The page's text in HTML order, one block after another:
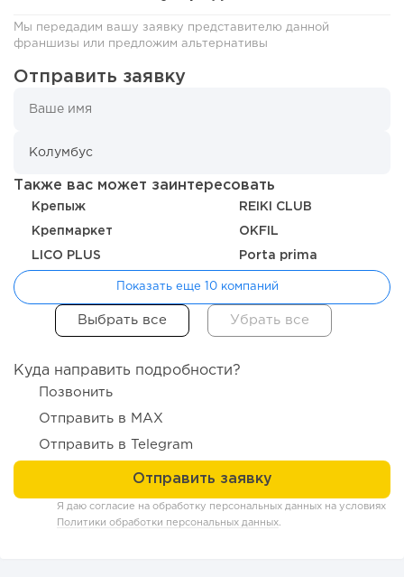
российский...
193 14 2
«Прибыль 20 млн в год, а я ездил на метро»: куда в
интернет-магазине...
Мы передадим вашу заявку представителю данной
франшизы или предложим альтернативы
Отправить заявку
Также вас может заинтересовать
Крепыж REIKI CLUB
Крепмаркет OKFIL
LICO PLUS Porta prima
Показать еще 10 компаний
Куда направить подробности?
Позвонить
Отправить в MAX
Отправить в Telegram
Я даю согласие на обработку персональных данных на условиях
Политики обработки персональных данных.